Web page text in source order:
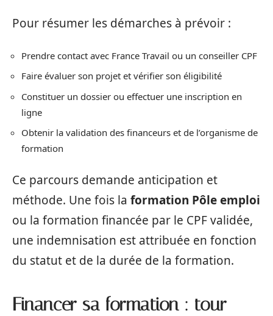
Pour résumer les démarches à prévoir :
Prendre contact avec France Travail ou un conseiller CPF
Faire évaluer son projet et vérifier son éligibilité
Constituer un dossier ou effectuer une inscription en
ligne
Obtenir la validation des financeurs et de l’organisme de
formation
Ce parcours demande anticipation et
méthode. Une fois la formation Pôle emploi
ou la formation financée par le CPF validée,
une indemnisation est attribuée en fonction
du statut et de la durée de la formation.
Financer sa formation : tour